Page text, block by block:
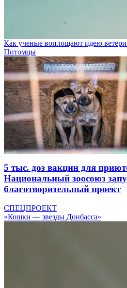
Как ученые воплощают идею
Питомцы
5 тыс. доз вакцин для
Национальный зоосоюз
благотворительный проект
СПЕЦПРОЕКТ
«Кошки — звезды Донбасса»